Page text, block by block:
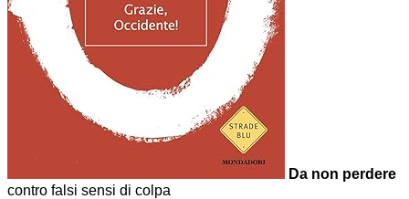
Da non perdere
contro falsi sensi di colpa